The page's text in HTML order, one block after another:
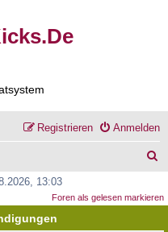
Anmelden
Registrieren
c
13:03
Foren als gelesen markieren